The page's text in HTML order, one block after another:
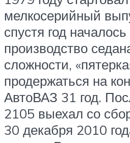
мелкосерийный
спустя год
производство
сложности,
продержаться на
АвтоВАЗ 31 год.
2105 выехал со
30 декабря 2010